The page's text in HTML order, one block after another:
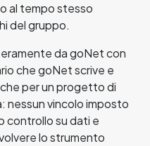
al tempo stesso
del gruppo.
da goNet con
che goNet scrive e
per un progetto di
nessun vincolo imposto
controllo su dati e
lo strumento